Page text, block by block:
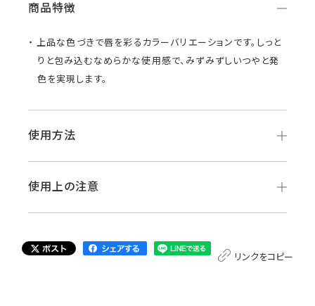
商品特徴
上品な色づきで唇を彩るカラーバリエーションです。しっと
りと包み込むなめらかな使用感で、みずみずしいつやと発
色を実現します。
使用方法
使用上の注意
リンクをコピー